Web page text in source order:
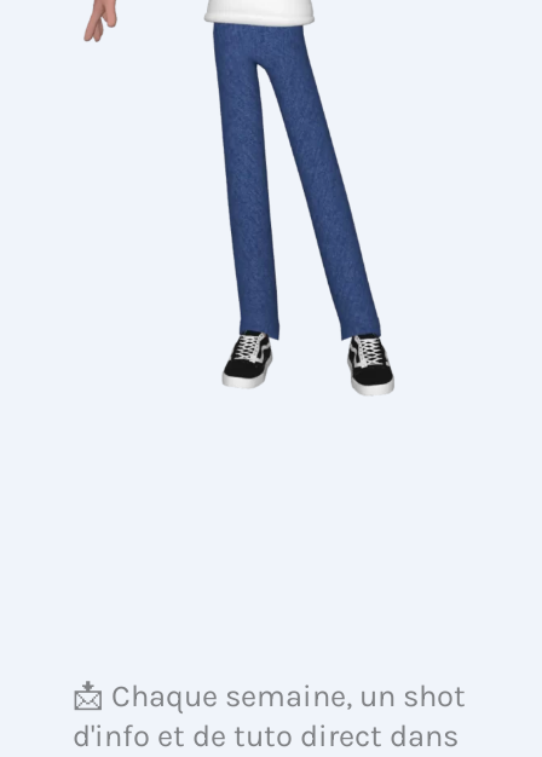
📩 Chaque semaine, un shot
d'info et de tuto direct dans